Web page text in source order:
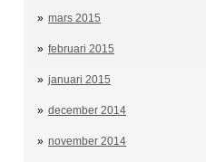
mars 2015
februari 2015
januari 2015
december 2014
november 2014